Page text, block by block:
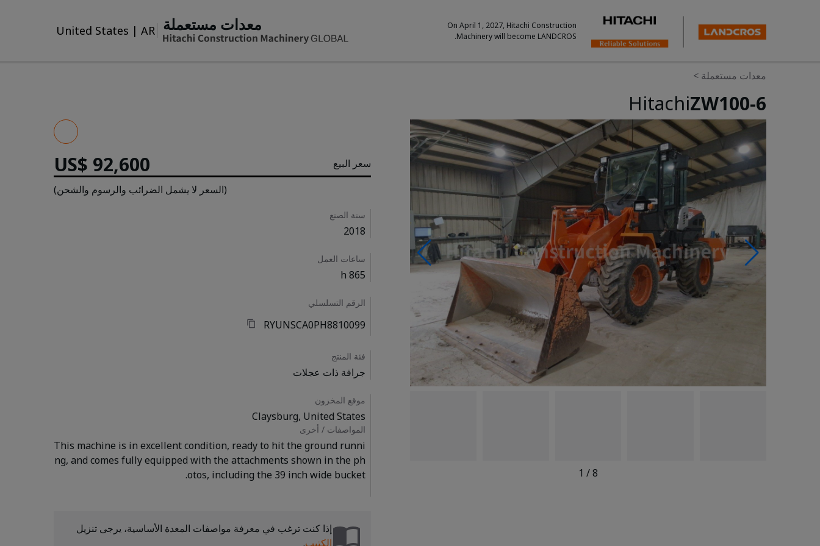
On April 1, 2027, Hitachi Construction
Machinery will become LANDCROS.
معدات مستعملة United States | AR
معدات مستعملة >
ZW100-6
Hitachi
Photos & Videos
1 /8
سعر البيع US$ 92,600
(السعر لا يشمل الضرائب والرسوم والشحن)
Details
سنة الصنع
2018
ساعات العمل
865 h
الرقم التسلسلي
RYUNSCA0PH8810099
فئة المنتج
جرافة ذات عجلات
موقع المخزون
Claysburg, United States
المواصفات / أخرى
This machine is in excellent condition, ready to hit the ground runni
ng, and comes fully equipped with the attachments shown in the ph
إذا كنت ترغب في معرفة مواصفات المعدة الأساسية، يرجى تنزيل
الكتيب.